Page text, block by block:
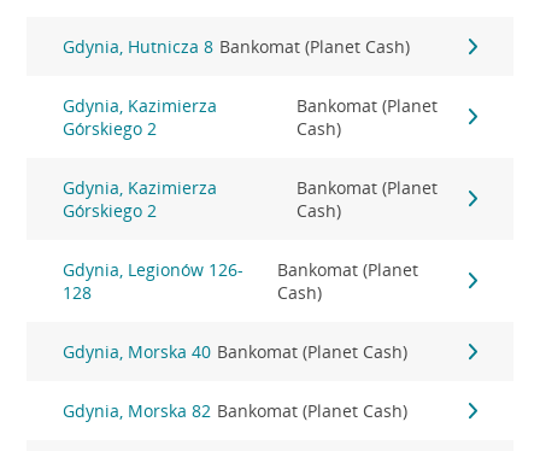
Gdynia, Hutnicza 8 Bankomat (Planet Cash)
Gdynia, Kazimierza
Górskiego 2
Bankomat (Planet
Cash)
Gdynia, Kazimierza
Górskiego 2
Bankomat (Planet
Cash)
Gdynia, Legionów 126-
128
Bankomat (Planet
Cash)
Gdynia, Morska 40 Bankomat (Planet Cash)
Gdynia, Morska 82 Bankomat (Planet Cash)